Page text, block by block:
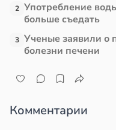
2 Употребление
больше съедать
3 Ученые заявили о
болезни печени
Комментарии